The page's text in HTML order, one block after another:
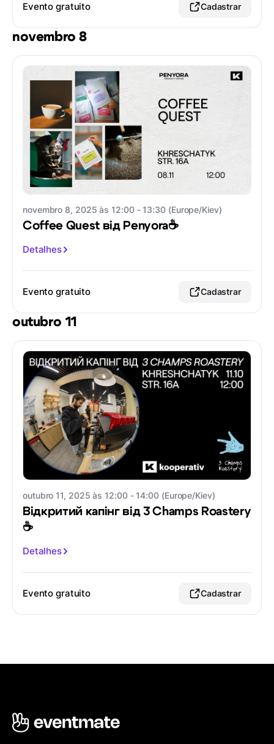
Evento gratuito Cadastrar
novembro 8
novembro 8, 2025 às 12:00 - 13:30 (Europe/Kiev)
Coffee Quest від Penyora☕️
Detalhes
Evento gratuito Cadastrar
outubro 11
outubro 11, 2025 às 12:00 - 14:00 (Europe/Kiev)
Відкритий капінг від 3 Champs Roastery
☕️
Detalhes
Evento gratuito Cadastrar